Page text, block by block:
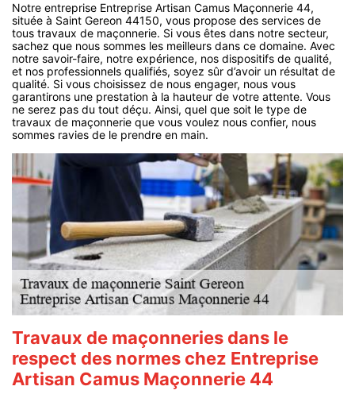
Notre entreprise Entreprise Artisan Camus Maçonnerie 44,
située à Saint Gereon 44150, vous propose des services de
tous travaux de maçonnerie. Si vous êtes dans notre secteur,
sachez que nous sommes les meilleurs dans ce domaine. Avec
notre savoir-faire, notre expérience, nos dispositifs de qualité,
et nos professionnels qualifiés, soyez sûr d’avoir un résultat de
qualité. Si vous choisissez de nous engager, nous vous
garantirons une prestation à la hauteur de votre attente. Vous
ne serez pas du tout déçu. Ainsi, quel que soit le type de
travaux de maçonnerie que vous voulez nous confier, nous
sommes ravies de le prendre en main.
Travaux de maçonneries dans le
respect des normes chez Entreprise
Artisan Camus Maçonnerie 44